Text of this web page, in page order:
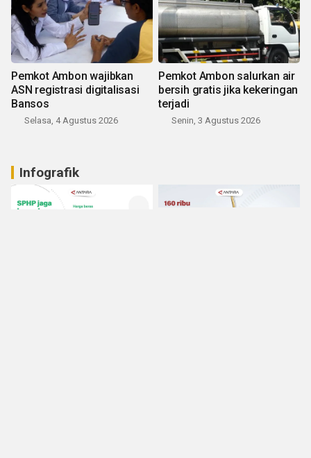
Pemkot Ambon wajibkan
ASN registrasi digitalisasi
Bansos
Selasa, 4 Agustus 2026
Pemkot Ambon salurkan air
bersih gratis jika kekeringan
terjadi
Senin, 3 Agustus 2026
Infografik